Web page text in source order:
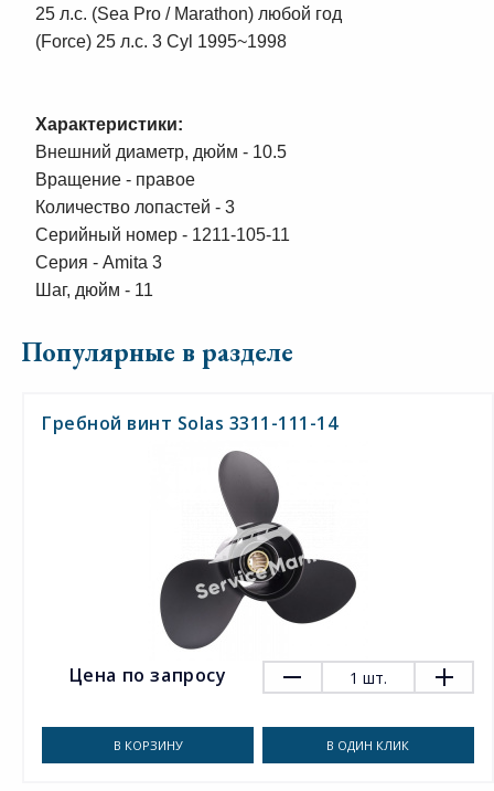
25 л.с. (Sea Pro / Marathon) любой год
(Force) 25 л.с. 3 Cyl 1995~1998
Характеристики:
Внешний диаметр, дюйм - 10.5
Вращение - правое
Количество лопастей - 3
Серийный номер - 1211-105-11
Серия - Amita 3
Шаг, дюйм - 11
Популярные в разделе
Гребной винт Solas 3311-111-14
Цена по запросу 1 шт.
В КОРЗИНУ В ОДИН КЛИК